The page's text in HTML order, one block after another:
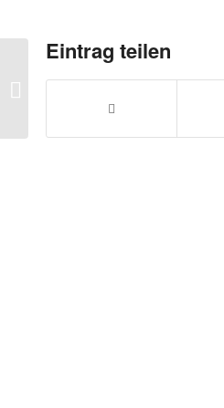
Eintrag teilen
Gehe dann geht’s euch